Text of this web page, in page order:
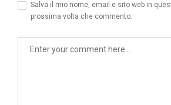
Salva il mio nome, email e sito web in
prossima volta che commento.